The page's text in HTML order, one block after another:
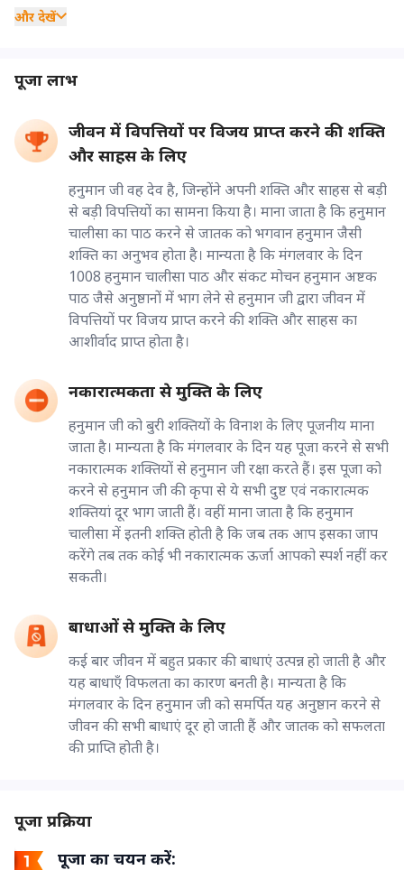
और देखें
पूजा लाभ
जीवन में विपत्तियों पर विजय प्राप्त करने की शक्ति
और साहस के लिए
हनुमान जी वह देव है, जिन्होंने अपनी शक्ति और साहस से बड़ी
से बड़ी विपत्तियों का सामना किया है। माना जाता है कि हनुमान
चालीसा का पाठ करने से जातक को भगवान हनुमान जैसी
शक्ति का अनुभव होता है। मान्यता है कि मंगलवार के दिन
1008 हनुमान चालीसा पाठ और संकट मोचन हनुमान अष्टक
पाठ जैसे अनुष्ठानों में भाग लेने से हनुमान जी द्वारा जीवन में
विपत्तियों पर विजय प्राप्त करने की शक्ति और साहस का
आशीर्वाद प्राप्त होता है।
नकारात्मकता से मुक्ति के लिए
हनुमान जी को बुरी शक्तियों के विनाश के लिए पूजनीय माना
जाता है। मान्यता है कि मंगलवार के दिन यह पूजा करने से सभी
नकारात्मक शक्तियों से हनुमान जी रक्षा करते हैं। इस पूजा को
करने से हनुमान जी की कृपा से ये सभी दुष्ट एवं नकारात्मक
शक्तियां दूर भाग जाती हैं। वहीं माना जाता है कि हनुमान
चालीसा में इतनी शक्ति होती है कि जब तक आप इसका जाप
करेंगे तब तक कोई भी नकारात्मक ऊर्जा आपको स्पर्श नहीं कर
सकती।
बाधाओं से मुक्ति के लिए
कई बार जीवन में बहुत प्रकार की बाधाएं उत्पन्न हो जाती है और
यह बाधाएँ विफलता का कारण बनती है। मान्यता है कि
मंगलवार के दिन हनुमान जी को समर्पित यह अनुष्ठान करने से
जीवन की सभी बाधाएं दूर हो जाती हैं और जातक को सफलता
की प्राप्ति होती है।
पूजा प्रक्रिया
पूजा का चयन करें: